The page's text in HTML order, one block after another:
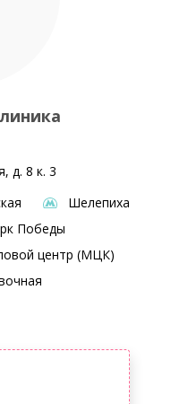
д. 8 к. 3
Шелепиха
Победы
центр (МЦК)